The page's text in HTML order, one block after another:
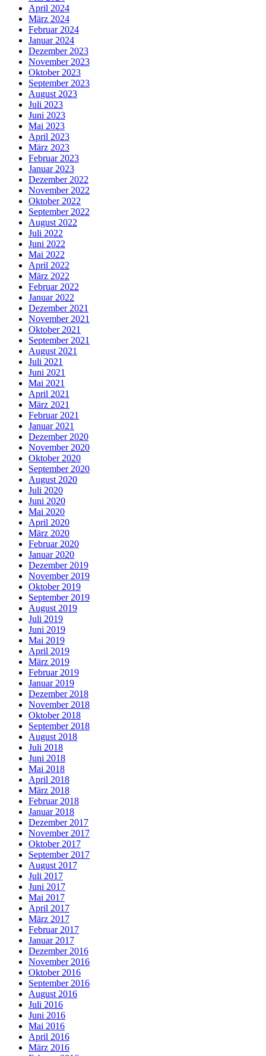
April 2024
März 2024
Februar 2024
Januar 2024
Dezember 2023
November 2023
Oktober 2023
September 2023
August 2023
Juli 2023
Juni 2023
Mai 2023
April 2023
März 2023
Februar 2023
Januar 2023
Dezember 2022
November 2022
Oktober 2022
September 2022
August 2022
Juli 2022
Juni 2022
Mai 2022
April 2022
März 2022
Februar 2022
Januar 2022
Dezember 2021
November 2021
Oktober 2021
September 2021
August 2021
Juli 2021
Juni 2021
Mai 2021
April 2021
März 2021
Februar 2021
Januar 2021
Dezember 2020
November 2020
Oktober 2020
September 2020
August 2020
Juli 2020
Juni 2020
Mai 2020
April 2020
März 2020
Februar 2020
Januar 2020
Dezember 2019
November 2019
Oktober 2019
September 2019
August 2019
Juli 2019
Juni 2019
Mai 2019
April 2019
März 2019
Februar 2019
Januar 2019
Dezember 2018
November 2018
Oktober 2018
September 2018
August 2018
Juli 2018
Juni 2018
Mai 2018
April 2018
März 2018
Februar 2018
Januar 2018
Dezember 2017
November 2017
Oktober 2017
September 2017
August 2017
Juli 2017
Juni 2017
Mai 2017
April 2017
März 2017
Februar 2017
Januar 2017
Dezember 2016
November 2016
Oktober 2016
September 2016
August 2016
Juli 2016
Juni 2016
Mai 2016
April 2016
März 2016